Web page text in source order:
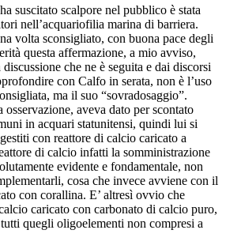
suscitato scalpore nel pubblico è stata
nell’acquariofilia marina di barriera.
volta sconsigliato, con buona pace degli
questa affermazione, a mio avviso,
che ne è seguita e dai discorsi
con Calfo in serata, non è l’uso
ma il suo “sovradosaggio”.
aveva dato per scontato
in acquari statunitensi, quindi lui si
con reattore di calcio caricato a
di calcio infatti la somministrazione
evidente e fondamentale, non
cosa che invece avviene con il
con corallina. E’ altresì ovvio che
caricato con carbonato di calcio puro,
quegli oligoelementi non compresi a